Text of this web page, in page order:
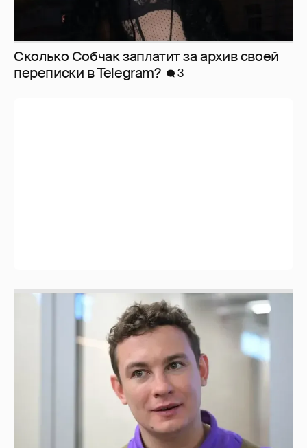
Сколько Собчак заплатит за архив своей
перeписки в Telegram?
3
Никита Кологривый высказался насчёт